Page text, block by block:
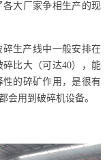
大厂家争相生产的现
生产线中一般安排在
比大（可达40），能
的碎矿作用，是很有
会用到破碎机设备。